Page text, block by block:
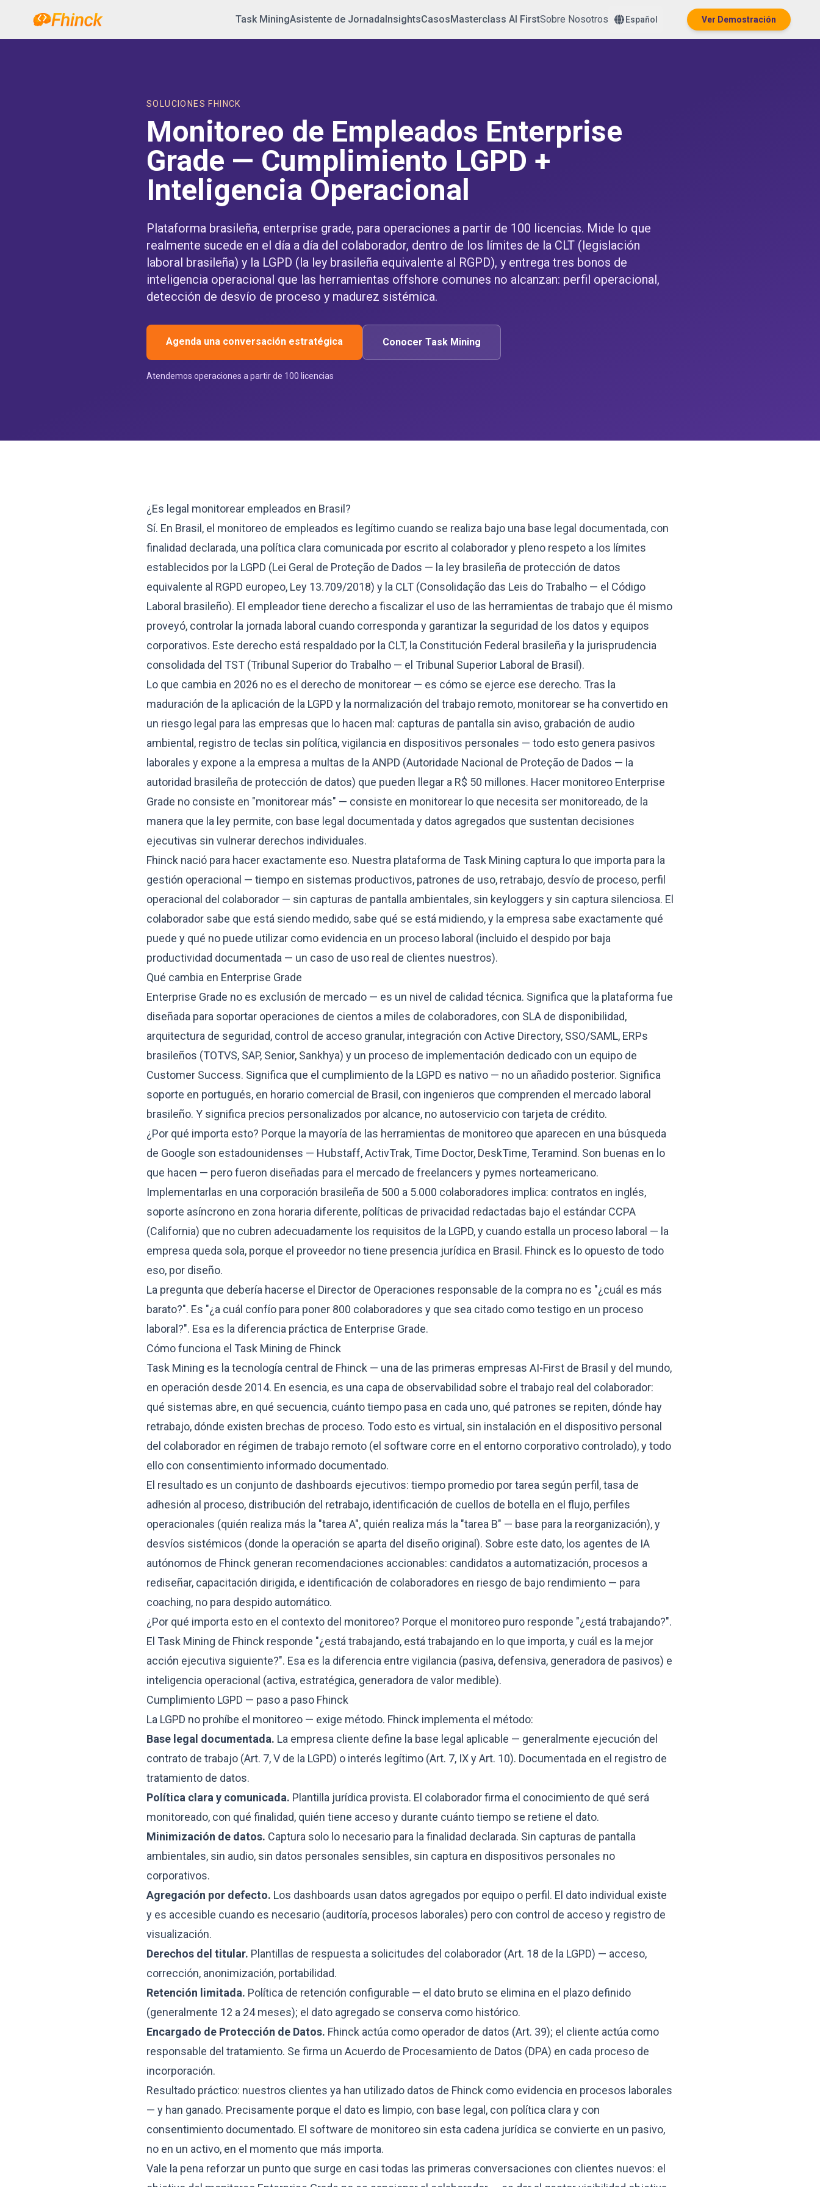
Task MiningAsistente de JornadaInsightsCasosMasterclass AI FirstSobre Nosotros Español Ver Demostración
SOLUCIONES FHINCK
Monitoreo de Empleados Enterprise
Grade — Cumplimiento LGPD +
Inteligencia Operacional
Plataforma brasileña, enterprise grade, para operaciones a partir de 100 licencias. Mide lo que
realmente sucede en el día a día del colaborador, dentro de los límites de la CLT (legislación
laboral brasileña) y la LGPD (la ley brasileña equivalente al RGPD), y entrega tres bonos de
inteligencia operacional que las herramientas offshore comunes no alcanzan: perfil operacional,
detección de desvío de proceso y madurez sistémica.
Agenda una conversación estratégica Conocer Task Mining
Atendemos operaciones a partir de 100 licencias
¿Es legal monitorear empleados en Brasil?
Sí. En Brasil, el monitoreo de empleados es legítimo cuando se realiza bajo una base legal documentada, con
finalidad declarada, una política clara comunicada por escrito al colaborador y pleno respeto a los límites
establecidos por la LGPD (Lei Geral de Proteção de Dados — la ley brasileña de protección de datos
equivalente al RGPD europeo, Ley 13.709/2018) y la CLT (Consolidação das Leis do Trabalho — el Código
Laboral brasileño). El empleador tiene derecho a fiscalizar el uso de las herramientas de trabajo que él mismo
proveyó, controlar la jornada laboral cuando corresponda y garantizar la seguridad de los datos y equipos
corporativos. Este derecho está respaldado por la CLT, la Constitución Federal brasileña y la jurisprudencia
consolidada del TST (Tribunal Superior do Trabalho — el Tribunal Superior Laboral de Brasil).
Lo que cambia en 2026 no es el derecho de monitorear — es cómo se ejerce ese derecho. Tras la
maduración de la aplicación de la LGPD y la normalización del trabajo remoto, monitorear se ha convertido en
un riesgo legal para las empresas que lo hacen mal: capturas de pantalla sin aviso, grabación de audio
ambiental, registro de teclas sin política, vigilancia en dispositivos personales — todo esto genera pasivos
laborales y expone a la empresa a multas de la ANPD (Autoridade Nacional de Proteção de Dados — la
autoridad brasileña de protección de datos) que pueden llegar a R$ 50 millones. Hacer monitoreo Enterprise
Grade no consiste en "monitorear más" — consiste en monitorear lo que necesita ser monitoreado, de la
manera que la ley permite, con base legal documentada y datos agregados que sustentan decisiones
ejecutivas sin vulnerar derechos individuales.
Fhinck nació para hacer exactamente eso. Nuestra plataforma de Task Mining captura lo que importa para la
gestión operacional — tiempo en sistemas productivos, patrones de uso, retrabajo, desvío de proceso, perfil
operacional del colaborador — sin capturas de pantalla ambientales, sin keyloggers y sin captura silenciosa. El
colaborador sabe que está siendo medido, sabe qué se está midiendo, y la empresa sabe exactamente qué
puede y qué no puede utilizar como evidencia en un proceso laboral (incluido el despido por baja
productividad documentada — un caso de uso real de clientes nuestros).
Qué cambia en Enterprise Grade
Enterprise Grade no es exclusión de mercado — es un nivel de calidad técnica. Significa que la plataforma fue
diseñada para soportar operaciones de cientos a miles de colaboradores, con SLA de disponibilidad,
arquitectura de seguridad, control de acceso granular, integración con Active Directory, SSO/SAML, ERPs
brasileños (TOTVS, SAP, Senior, Sankhya) y un proceso de implementación dedicado con un equipo de
Customer Success. Significa que el cumplimiento de la LGPD es nativo — no un añadido posterior. Significa
soporte en portugués, en horario comercial de Brasil, con ingenieros que comprenden el mercado laboral
brasileño. Y significa precios personalizados por alcance, no autoservicio con tarjeta de crédito.
¿Por qué importa esto? Porque la mayoría de las herramientas de monitoreo que aparecen en una búsqueda
de Google son estadounidenses — Hubstaff, ActivTrak, Time Doctor, DeskTime, Teramind. Son buenas en lo
que hacen — pero fueron diseñadas para el mercado de freelancers y pymes norteamericano.
Implementarlas en una corporación brasileña de 500 a 5.000 colaboradores implica: contratos en inglés,
soporte asíncrono en zona horaria diferente, políticas de privacidad redactadas bajo el estándar CCPA
(California) que no cubren adecuadamente los requisitos de la LGPD, y cuando estalla un proceso laboral — la
empresa queda sola, porque el proveedor no tiene presencia jurídica en Brasil. Fhinck es lo opuesto de todo
eso, por diseño.
La pregunta que debería hacerse el Director de Operaciones responsable de la compra no es "¿cuál es más
barato?". Es "¿a cuál confío para poner 800 colaboradores y que sea citado como testigo en un proceso
laboral?". Esa es la diferencia práctica de Enterprise Grade.
Cómo funciona el Task Mining de Fhinck
Task Mining es la tecnología central de Fhinck — una de las primeras empresas AI-First de Brasil y del mundo,
en operación desde 2014. En esencia, es una capa de observabilidad sobre el trabajo real del colaborador:
qué sistemas abre, en qué secuencia, cuánto tiempo pasa en cada uno, qué patrones se repiten, dónde hay
retrabajo, dónde existen brechas de proceso. Todo esto es virtual, sin instalación en el dispositivo personal
del colaborador en régimen de trabajo remoto (el software corre en el entorno corporativo controlado), y todo
ello con consentimiento informado documentado.
El resultado es un conjunto de dashboards ejecutivos: tiempo promedio por tarea según perfil, tasa de
adhesión al proceso, distribución del retrabajo, identificación de cuellos de botella en el flujo, perfiles
operacionales (quién realiza más la "tarea A", quién realiza más la "tarea B" — base para la reorganización), y
desvíos sistémicos (donde la operación se aparta del diseño original). Sobre este dato, los agentes de IA
autónomos de Fhinck generan recomendaciones accionables: candidatos a automatización, procesos a
rediseñar, capacitación dirigida, e identificación de colaboradores en riesgo de bajo rendimiento — para
coaching, no para despido automático.
¿Por qué importa esto en el contexto del monitoreo? Porque el monitoreo puro responde "¿está trabajando?".
El Task Mining de Fhinck responde "¿está trabajando, está trabajando en lo que importa, y cuál es la mejor
acción ejecutiva siguiente?". Esa es la diferencia entre vigilancia (pasiva, defensiva, generadora de pasivos) e
inteligencia operacional (activa, estratégica, generadora de valor medible).
Cumplimiento LGPD — paso a paso Fhinck
La LGPD no prohíbe el monitoreo — exige método. Fhinck implementa el método:
Base legal documentada. La empresa cliente define la base legal aplicable — generalmente ejecución del
contrato de trabajo (Art. 7, V de la LGPD) o interés legítimo (Art. 7, IX y Art. 10). Documentada en el registro de
tratamiento de datos.
Política clara y comunicada. Plantilla jurídica provista. El colaborador firma el conocimiento de qué será
monitoreado, con qué finalidad, quién tiene acceso y durante cuánto tiempo se retiene el dato.
Minimización de datos. Captura solo lo necesario para la finalidad declarada. Sin capturas de pantalla
ambientales, sin audio, sin datos personales sensibles, sin captura en dispositivos personales no
corporativos.
Agregación por defecto. Los dashboards usan datos agregados por equipo o perfil. El dato individual existe
y es accesible cuando es necesario (auditoría, procesos laborales) pero con control de acceso y registro de
visualización.
Derechos del titular. Plantillas de respuesta a solicitudes del colaborador (Art. 18 de la LGPD) — acceso,
corrección, anonimización, portabilidad.
Retención limitada. Política de retención configurable — el dato bruto se elimina en el plazo definido
(generalmente 12 a 24 meses); el dato agregado se conserva como histórico.
Encargado de Protección de Datos. Fhinck actúa como operador de datos (Art. 39); el cliente actúa como
responsable del tratamiento. Se firma un Acuerdo de Procesamiento de Datos (DPA) en cada proceso de
incorporación.
Resultado práctico: nuestros clientes ya han utilizado datos de Fhinck como evidencia en procesos laborales
— y han ganado. Precisamente porque el dato es limpio, con base legal, con política clara y con
consentimiento documentado. El software de monitoreo sin esta cadena jurídica se convierte en un pasivo,
no en un activo, en el momento que más importa.
Vale la pena reforzar un punto que surge en casi todas las primeras conversaciones con clientes nuevos: el